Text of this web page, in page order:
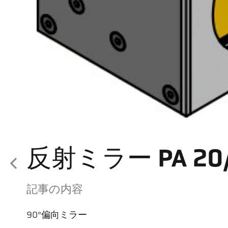
反射ミラー PA
記事の内容
90°偏向ミラー